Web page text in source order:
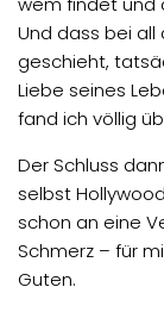
Und dass bei all
geschieht,
Liebe seines
fand ich völlig
Der Schluss
selbst
schon an eine
Schmerz – für
Guten.